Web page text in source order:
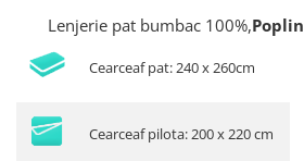
Lenjerie pat bumbac 100%,Poplin
Cearceaf pat: 240 x 260cm
Cearceaf pilota: 200 x 220 cm